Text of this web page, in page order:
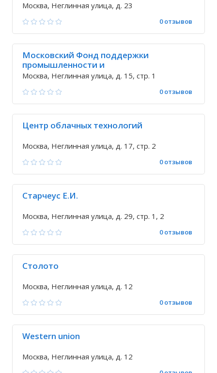
Москва, Неглинная улица, д. 23
0 отзывов
Московский Фонд поддержки
промышленности и
предпринимательства
Москва, Неглинная улица, д. 15, стр. 1
0 отзывов
Центр облачных технологий
Москва, Неглинная улица, д. 17, стр. 2
0 отзывов
Старчеус Е.И.
Москва, Неглинная улица, д. 29, стр. 1, 2
0 отзывов
Столото
Москва, Неглинная улица, д. 12
0 отзывов
Western union
Москва, Неглинная улица, д. 12